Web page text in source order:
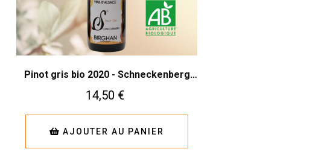
Pinot gris bio 2020 - Schneckenberg
(75cl)
14,50 €
AJOUTER AU PANIER